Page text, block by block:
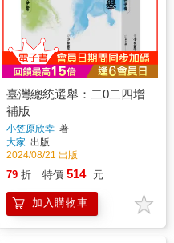
臺灣總統選舉：二0二四增
補版
小笠原欣幸 著
大家 出版
2024/08/21 出版
79 折 特價 514 元
加入購物車